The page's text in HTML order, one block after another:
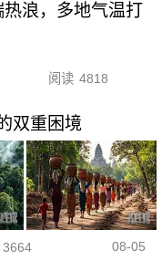
浪，多地气温打
阅读 4818
双重困境
3664 08-05